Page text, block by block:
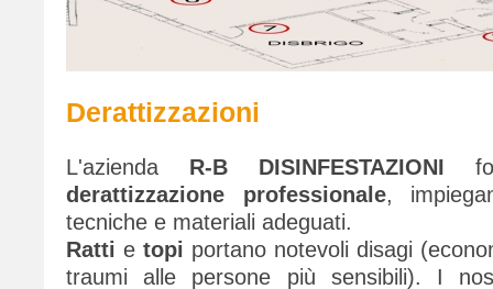
Derattizzazioni
L'azienda R-B DISINFESTAZIONI
derattizzazione professionale,
tecniche e materiali adeguati.
Ratti e topi portano notevoli disagi
traumi alle persone più sensibili). I